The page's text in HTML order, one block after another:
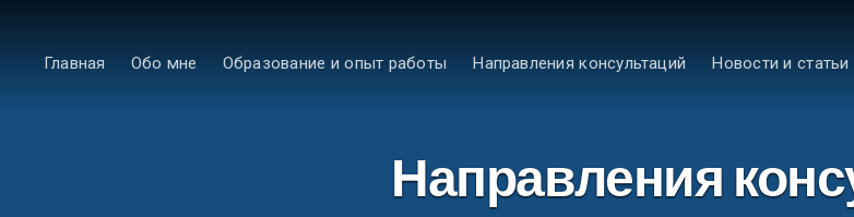
Главная Обо мне Образование и опыт работы Направления консультаций Новости и статьи
Направления